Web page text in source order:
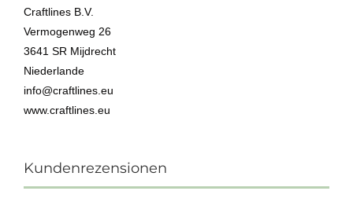
Craftlines B.V.
Vermogenweg 26
3641 SR Mijdrecht
Niederlande
info@craftlines.eu
www.craftlines.eu
Kundenrezensionen